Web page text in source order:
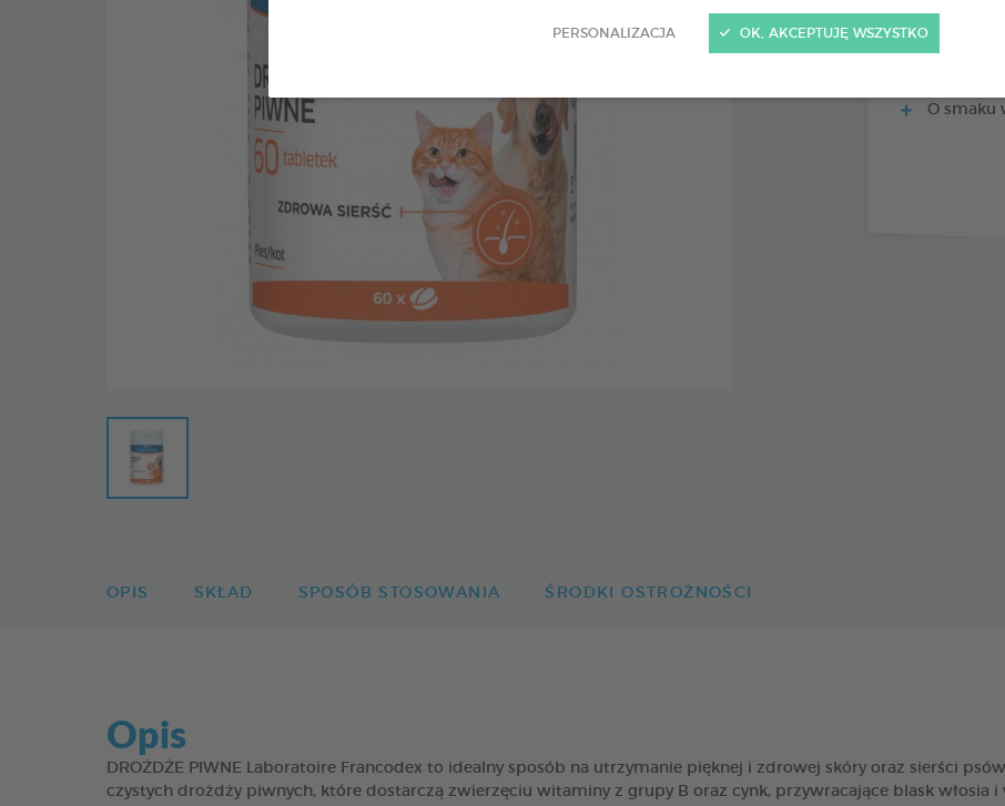
PERSONALIZACJA OK, AKCEPTUJĘ WSZYSTKOŹródło
O smaku
OPIS SKŁAD SPOSÓB STOSOWANIA ŚRODKI OSTROŻNOŚCI
Opis
DROŻDŻE PIWNE Laboratoire Francodex to idealny sposób na utrzymanie pięknej i zdrowej skóry oraz sierści
czystych drożdży piwnych, które dostarczą zwierzęciu witaminy z grupy B oraz cynk, przywracające blask włosia